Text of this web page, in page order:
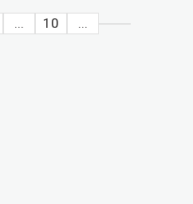
... 10 ...